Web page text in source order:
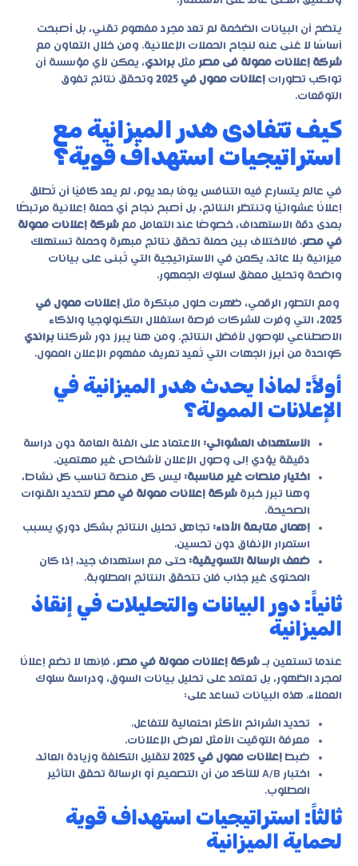
يتضح أن البيانات الضخمة لم تعد مجرد مفهوم تقني، بل أصبحت
أساسًا لا غنى عنه لنجاح الحملات الإعلانية. ومن خلال التعاون مع
شركة إعلانات ممولة فى مصر مثل براندي، يمكن لأي مؤسسة أن
تواكب تطورات إعلانات ممول في 2025
وتحقق نتائج تفوق
التوقعات.
كيف تتفادى هدر الميزانية مع
استراتيجيات استهداف قوية؟
في عالم يتسارع فيه التنافس يومًا بعد يوم، لم يعد كافيًا أن تُطلق
إعلانًا عشوائيًا وتنتظر النتائج، بل أصبح نجاح أي حملة إعلانية مرتبطًا
بمدى دقة الاستهداف، خصوصًا عند التعامل مع شركة إعلانات ممولة
في مصر. فالاختلاف بين حملة تحقق نتائج مبهرة وحملة تستهلك
ميزانية بلا عائد، يكمن في الاستراتيجية التي تُبنى على بيانات
واضحة وتحليل معمّق لسلوك الجمهور.
ومع التطور الرقمي، ظهرت حلول مبتكرة مثل إعلانات ممول في
2025، التي وفرت للشركات فرصة استغلال التكنولوجيا والذكاء
الاصطناعي للوصول لأفضل النتائج. ومن هنا يبرز دور شركتنا براندي
كواحدة من أبرز الجهات التي تُعيد تعريف مفهوم الإعلان الممول.
أولاً: لماذا يحدث هدر الميزانية في
الإعلانات الممولة؟
الاستهداف العشوائي: الاعتماد على الفئة العامة دون دراسة
دقيقة يؤدي إلى وصول الإعلان لأشخاص غير مهتمين.
اختيار منصات غير مناسبة: ليس كل منصة تناسب كل نشاط،
وهنا تبرز خبرة شركة إعلانات ممولة في مصر لتحديد القنوات
الصحيحة.
إهمال متابعة الأداء: تجاهل تحليل النتائج بشكل دوري يسبب
استمرار الإنفاق دون تحسين.
ضعف الرسالة التسويقية: حتى مع استهداف جيد، إذا كان
المحتوى غير جذاب فلن تتحقق النتائج المطلوبة.
ثانياً: دور البيانات والتحليلات في إنقاذ
الميزانية
عندما تستعين بـ شركة إعلانات ممولة في مصر، فإنها لا تضع إعلانًا
لمجرد الظهور، بل تعتمد على تحليل بيانات السوق، ودراسة سلوك
العملاء. هذه البيانات تساعد على:
تحديد الشرائح الأكثر احتمالية للتفاعل.
معرفة التوقيت الأمثل لعرض الإعلانات.
ضبط إعلانات ممول في 2025
لتقليل التكلفة وزيادة العائد.
اختبار A/B للتأكد من أن التصميم أو الرسالة تحقق التأثير
المطلوب.
ثالثاً: استراتيجيات استهداف قوية
لحماية الميزانية